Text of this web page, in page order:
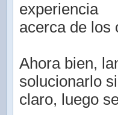
experiencia
acerca de los
Ahora bien,
solucionarlo
claro, luego